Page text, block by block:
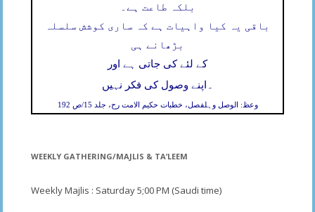
بلکہ طاعت ہے۔
باقی یہ کیا واہیات ہے کہ ساری کوشش سلسلہ
بڑھانے ہی
کے لئے کی جاتی ہے اور
اپنے وصول کی فکر نہیں ۔
وعظ: الوصل وہلفصل، خطبات حکیم الامت رح، جلد 15/ص 192
WEEKLY GATHERING/MAJLIS & TA’LEEM
Weekly Majlis : Saturday 5;00 PM (Saudi time)